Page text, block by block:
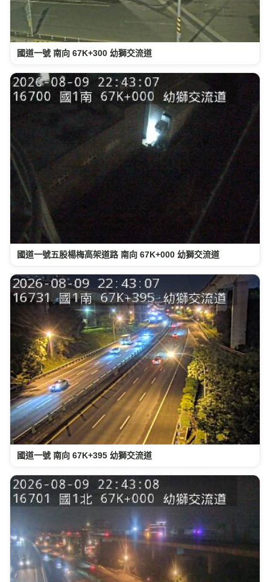
國道一號 南向 67K+300 幼獅交流道
國道一號五股楊梅高架道路 南向 67K+000 幼獅交流道
國道一號 南向 67K+395 幼獅交流道